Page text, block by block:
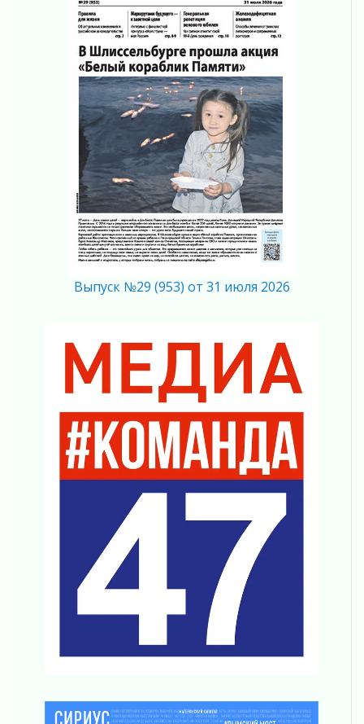
летию Билибина
01 августа 2026
Лето без гаджетов
01 августа 2026
Болезнь девственниц и вампиров
01 августа 2026
Безмолвный крик о помощи
01 августа 2026
В музей всей семьёй
01 августа 2026
Без заявлений и очередей
01 августа 2026
Не женское это дело...уверены?
01 августа 2026
Все силы в кулак
01 августа 2026
Один в поле — не воин
01 августа 2026
Пик топливного кризиса в регионе прошёл
31 июля 2026
О мужестве, долге и стойкости
31 июля 2026
Ленинградцы — бойцам «Барс-Ленинградец»
Маршрутами будущего — к заветной цели
«Корвет» на страже
31 июля 2026
31 июля 2026
31 июля 2026
Выпуск №29 (953) от 31 июля 2026